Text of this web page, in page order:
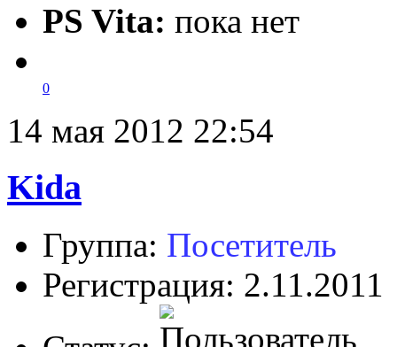
PS Vita: пока нет
0
14 мая 2012 22:54
Kida
Группа: Посетитель
Регистрация: 2.11.2011